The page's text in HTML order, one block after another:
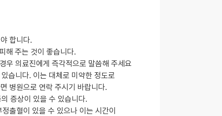
합니다.
해 주는 것이 좋습니다.
우 의료진에게 즉각적으로 말씀해 주세요
습니다. 이는 대체로 미약한 정도로
병원으로 연락 주시기 바랍니다.
증상이 있을 수 있습니다.
출혈이 있을 수 있으나 이는 시간이